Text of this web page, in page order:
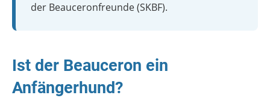
der Beauceronfreunde (SKBF).
Ist der Beauceron ein
Anfängerhund?